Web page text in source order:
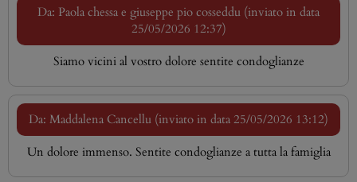
Da: Paola chessa e giuseppe pio cosseddu (inviato in data
25/05/2026 12:37)
Siamo vicini al vostro dolore sentite condoglianze
Da: Maddalena Cancellu (inviato in data 25/05/2026 13:12)
Un dolore immenso. Sentite condoglianze a tutta la famiglia